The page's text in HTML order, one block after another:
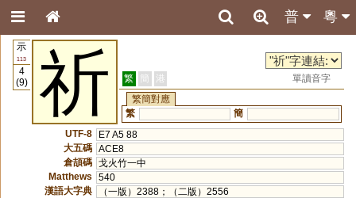
粵
普
示
113
4
(9)
祈 繁 簡 港
單讀音字
繁簡對應
繁
簡
UTF-8
E7 A5 88
大五碼 ACE8
倉頡碼 戈火竹一中
Matthews
540
漢語大字典
（一版）2388；（二版）2556